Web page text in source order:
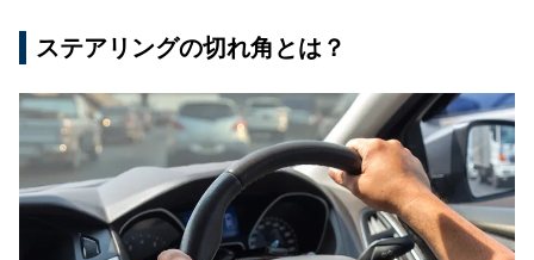
ステアリングの切れ角とは？